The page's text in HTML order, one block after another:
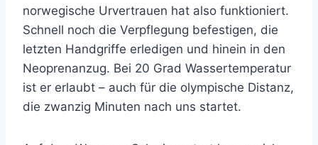
norwegische Urvertrauen hat also funktioniert.
Schnell noch die Verpflegung befestigen, die
letzten Handgriffe erledigen und hinein in den
Neoprenanzug. Bei 20 Grad Wassertemperatur
ist er erlaubt – auch für die olympische Distanz,
die zwanzig Minuten nach uns startet.